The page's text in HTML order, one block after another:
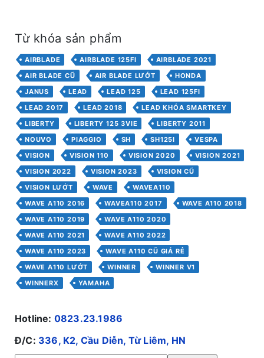
Từ khóa sản phẩm
AIRBLADE AIRBLADE 125FI
AIRBLADE 2021
AIR BLADE CŨ
AIR BLADE LƯỚT
HONDA
JANUS
LEAD LEAD 125
LEAD 125FI
LEAD 2017
LEAD 2018
LEAD KHÓA SMARTKEY
LIBERTY
LIBERTY 125 3VIE
LIBERTY 2011
NOUVO
PIAGGIO SH SH125I
VESPA
VISION
VISION 110 VISION 2020
VISION 2021
VISION 2022
VISION 2023
VISION CŨ
VISION LƯỚT
WAVE
WAVEA110
WAVE A110 2016
WAVEA110 2017
WAVE A110 2018
WAVE A110 2019
WAVE A110 2020
WAVE A110 2021
WAVE A110 2022
WAVE A110 2023
WAVE A110 CŨ GIÁ RẺ
WAVE A110 LƯỚT
WINNER
WINNER V1
WINNERX
YAMAHA
Hotline: 0823.23.1986
Đ/C: 336, K2, Cầu Diễn, Từ Liêm, HN